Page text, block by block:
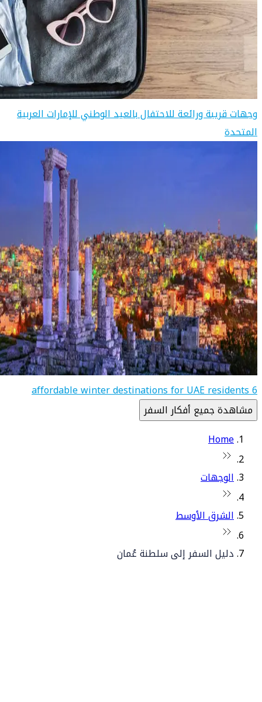
وجهات قريبة ورائعة للاحتفال بالعيد الوطني للإمارات العربية
المتحدة
6 affordable winter destinations for UAE residents
مشاهدة جميع أفكار السفر
Home
الوجهات
الشرق الأوسط
دليل السفر إلى سلطنة عُمان